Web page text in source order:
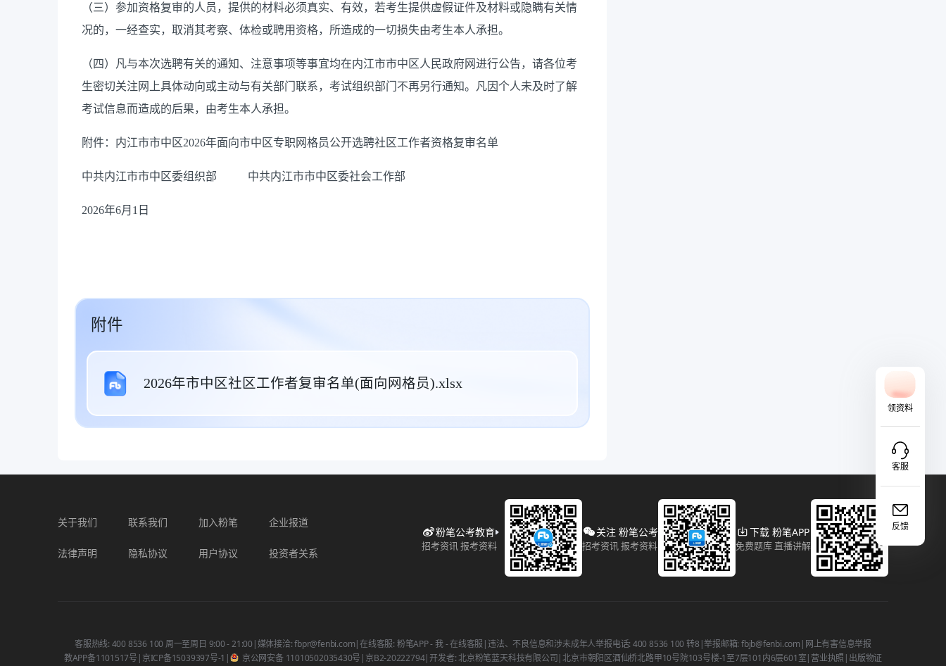
（三）参加资格复审的人员，提供的材料必须真实、有效，若考生提供虚假证件及材料或隐瞒有关情
况的，一经查实，取消其考察、体检或聘用资格，所造成的一切损失由考生本人承担。
（四）凡与本次选聘有关的通知、注意事项等事宜均在内江市市中区人民政府网进行公告，请各位考
生密切关注网上具体动向或主动与有关部门联系，考试组织部门不再另行通知。凡因个人未及时了解
考试信息而造成的后果，由考生本人承担。
附件：内江市市中区2026年面向市中区专职网格员公开选聘社区工作者资格复审名单
中共内江市市中区委组织部 中共内江市市中区委社会工作部
2026年6月1日
附件
2026年市中区社区工作者复审名单(面向网格员).xlsx
领资料
客服
反馈
关于我们 联系我们 加入粉笔 企业报道
法律声明 隐私协议 用户协议 投资者关系
粉笔公考教育
招考资讯 报考资料
关注 粉笔公考
招考资讯 报考资料
下载 粉笔APP
免费题库 直播讲解
客服热线: 400 8536 100 周一至周日 9:00 - 21:00 |媒体接洽: fbpr@fenbi.com|在线客服: 粉笔APP - 我 - 在线客服 |违法、不良信息和涉未成年人举报电话: 400 8536 100 转8 |举报邮箱: fbjb@fenbi.com | 网上有害信息举报
教APP备1101517号 | 京ICP备15039397号-1 | 京公网安备 11010502035430号 | 京B2-20222794|开发者: 北京粉笔蓝天科技有限公司|北京市朝阳区酒仙桥北路甲10号院103号楼-1至7层101内6层601室| 营业执照 | 出版物证